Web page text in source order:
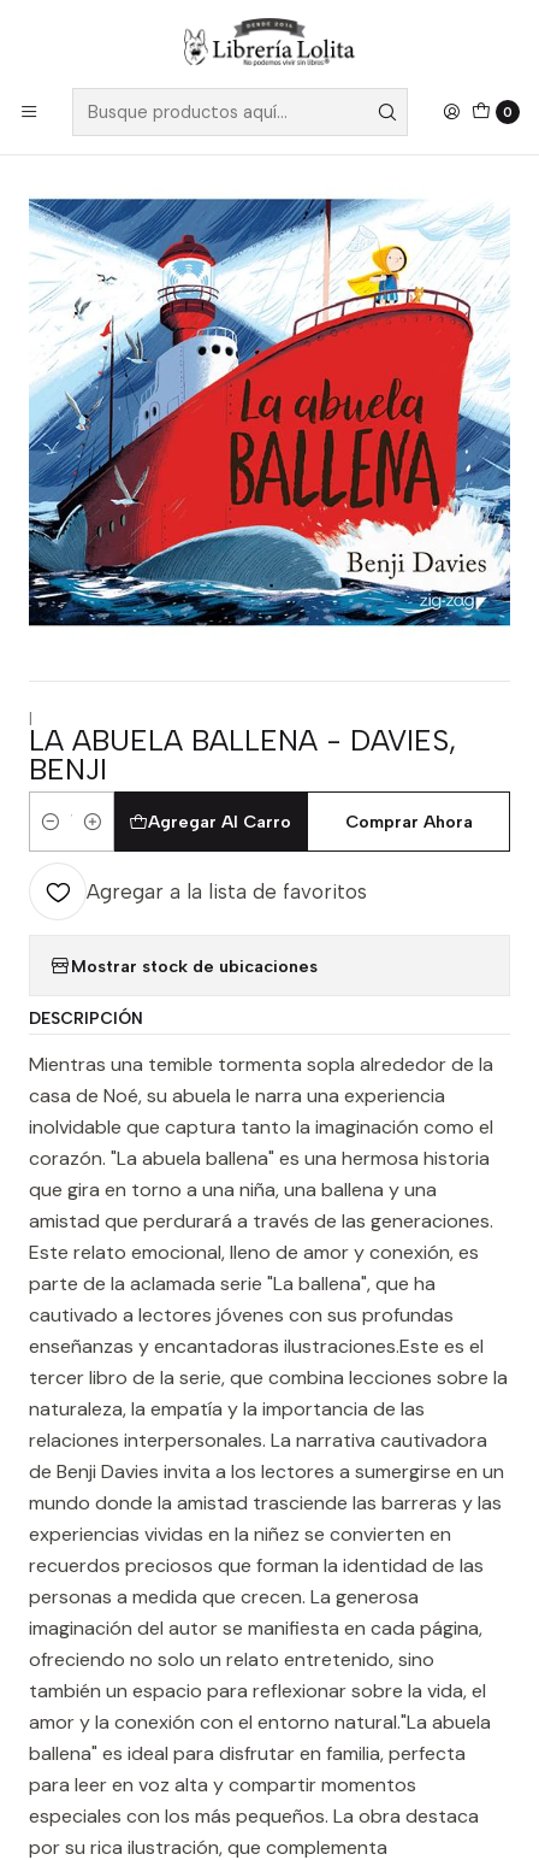
0
Despacho a todo Chile
|
LA ABUELA BALLENA - DAVIES,
BENJI
Cantidad
Agregar Al Carro Comprar Ahora
Agregar a la lista de favoritos
Mostrar stock de ubicaciones
DESCRIPCIÓN
Mientras una temible tormenta sopla alrededor de la
casa de Noé, su abuela le narra una experiencia
inolvidable que captura tanto la imaginación como el
corazón. "La abuela ballena" es una hermosa historia
que gira en torno a una niña, una ballena y una
amistad que perdurará a través de las generaciones.
Este relato emocional, lleno de amor y conexión, es
parte de la aclamada serie "La ballena", que ha
cautivado a lectores jóvenes con sus profundas
enseñanzas y encantadoras ilustraciones.Este es el
tercer libro de la serie, que combina lecciones sobre la
naturaleza, la empatía y la importancia de las
relaciones interpersonales. La narrativa cautivadora
de Benji Davies invita a los lectores a sumergirse en un
mundo donde la amistad trasciende las barreras y las
experiencias vividas en la niñez se convierten en
recuerdos preciosos que forman la identidad de las
personas a medida que crecen. La generosa
imaginación del autor se manifiesta en cada página,
ofreciendo no solo un relato entretenido, sino
también un espacio para reflexionar sobre la vida, el
amor y la conexión con el entorno natural."La abuela
ballena" es ideal para disfrutar en familia, perfecta
para leer en voz alta y compartir momentos
especiales con los más pequeños. La obra destaca
por su rica ilustración, que complementa